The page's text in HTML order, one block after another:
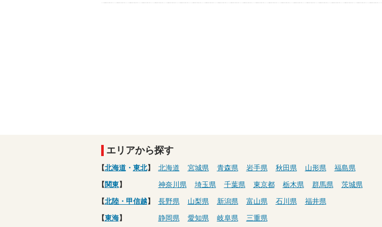
エリアから探す
【北海道・ 東北】 北海道 宮城県 青森県 岩手県 秋田県 山形県 福島県
【関東】 神奈川県 埼玉県 千葉県 東京都 栃木県 群馬県 茨城県
【北陸・甲信越】 長野県 山梨県 新潟県 富山県 石川県 福井県
【東海】 静岡県 愛知県 岐阜県 三重県